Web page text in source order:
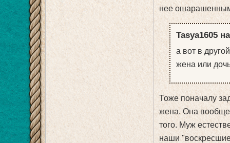
нее
Tasya1605
а вот в
жена или
Тоже поначалу
жена. Она вообще
того. Муж
наши